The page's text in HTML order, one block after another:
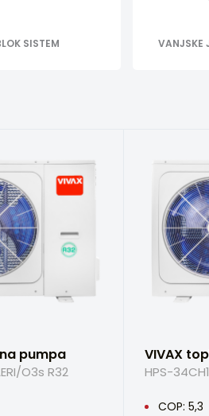
SISTEM VANJSKE
pumpa
O3s R32
VIVAX
HPS-
COP: 5,3